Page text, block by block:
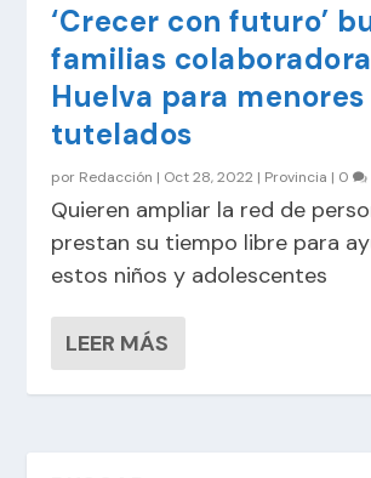
‘Crecer con futuro’
familias
Huelva para menores
tutelados
por Redacción | Oct 28, 2022 | Provincia | 0
Quieren ampliar la red de
prestan su tiempo libre para
estos niños y adolescentes
LEER MÁS